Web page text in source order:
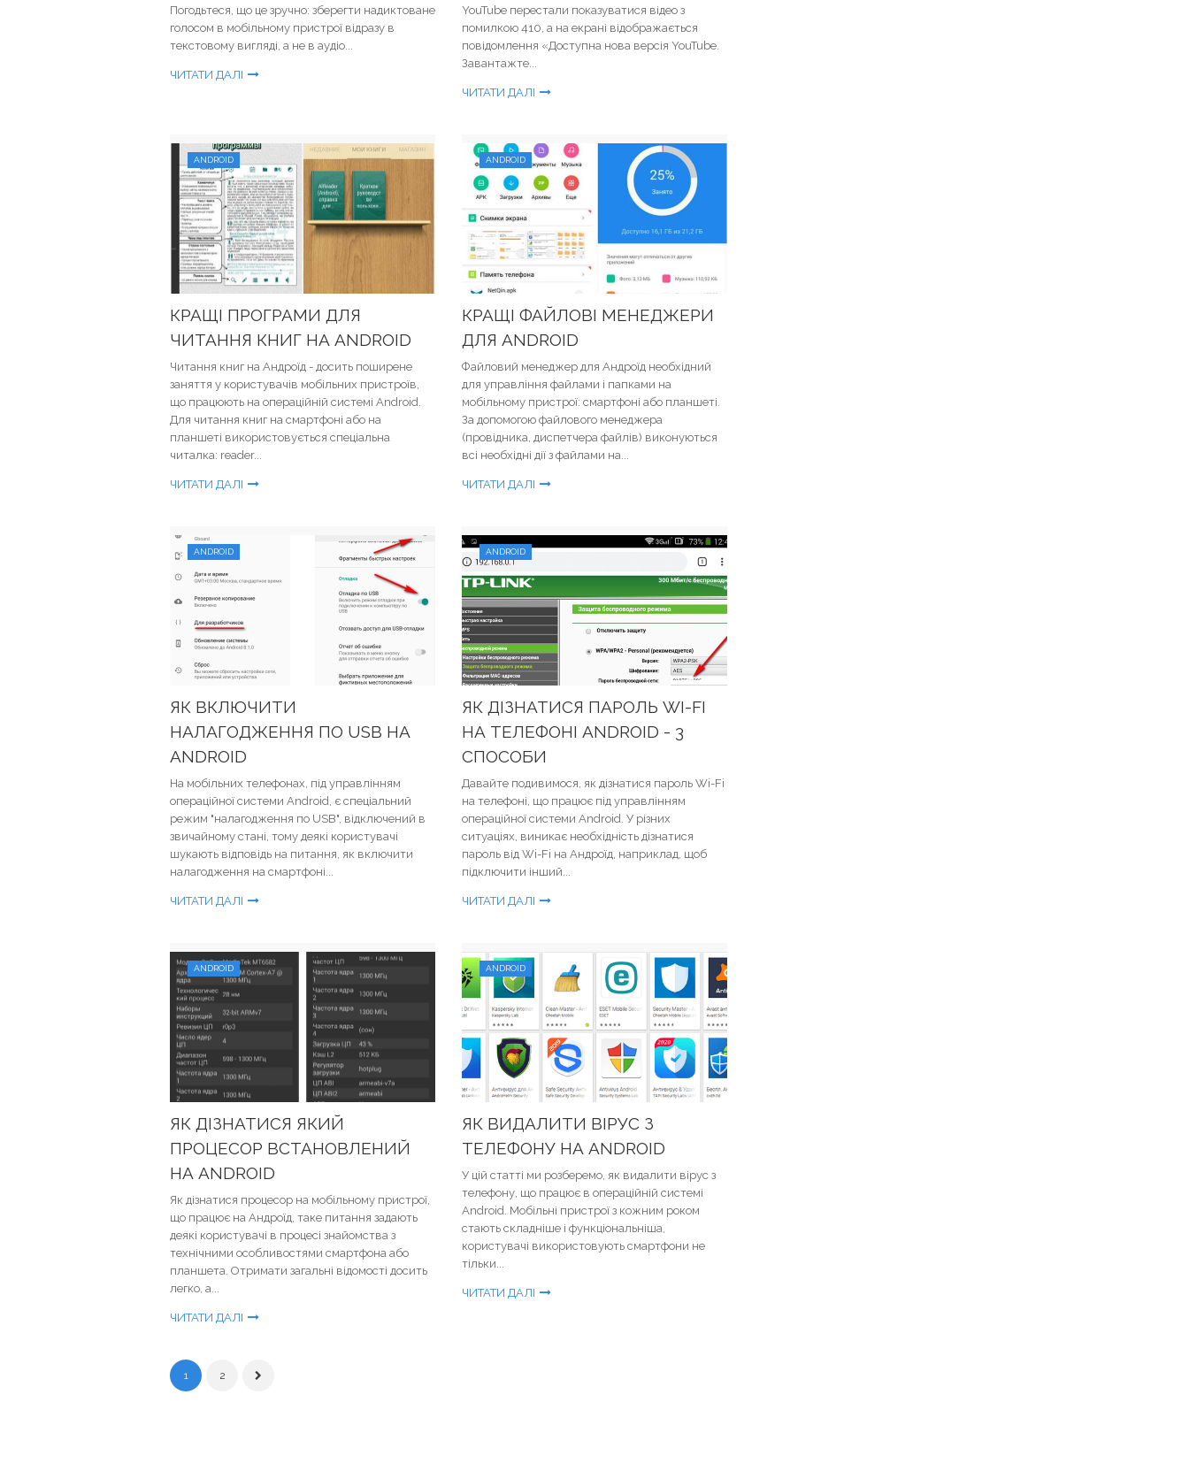
Погодьтеся, що це зручно: зберегти надиктоване
голосом в мобільному пристрої відразу в
текстовому вигляді, а не в аудіо...
ЧИТАТИ ДАЛІ
YouTube перестали показуватися відео з
помилкою 410, а на екрані відображається
повідомлення «Доступна нова версія YouTube.
Завантажте...
ЧИТАТИ ДАЛІ
ANDROID
КРАЩІ ПРОГРАМИ ДЛЯ
ЧИТАННЯ КНИГ НА ANDROID
Читання книг на Андроїд - досить поширене
заняття у користувачів мобільних пристроїв,
що працюють на операційній системі Android.
Для читання книг на смартфоні або на
планшеті використовується спеціальна
читалка: reader...
ЧИТАТИ ДАЛІ
ANDROID
КРАЩІ ФАЙЛОВІ МЕНЕДЖЕРИ
ДЛЯ ANDROID
Файловий менеджер для Андроїд необхідний
для управління файлами і папками на
мобільному пристрої: смартфоні або планшеті.
За допомогою файлового менеджера
(провідника, диспетчера файлів) виконуються
всі необхідні дії з файлами на...
ЧИТАТИ ДАЛІ
ANDROID
ЯК ВКЛЮЧИТИ
НАЛАГОДЖЕННЯ ПО USB НА
ANDROID
На мобільних телефонах, під управлінням
операційної системи Android, є спеціальний
режим "налагодження по USB", відключений в
звичайному стані, тому деякі користувачі
шукають відповідь на питання, як включити
налагодження на смартфоні...
ЧИТАТИ ДАЛІ
ANDROID
ЯК ДІЗНАТИСЯ ПАРОЛЬ WI-FI
НА ТЕЛЕФОНІ ANDROID - 3
СПОСОБИ
Давайте подивимося, як дізнатися пароль Wi-Fi
на телефоні, що працює під управлінням
операційної системи Android. У різних
ситуаціях, виникає необхідність дізнатися
пароль від Wi-Fi на Андроїд, наприклад, щоб
підключити інший...
ЧИТАТИ ДАЛІ
ANDROID
ЯК ДІЗНАТИСЯ ЯКИЙ
ПРОЦЕСОР ВСТАНОВЛЕНИЙ
НА ANDROID
Як дізнатися процесор на мобільному пристрої,
що працює на Андроїд, таке питання задають
деякі користувачі в процесі знайомства з
технічними особливостями смартфона або
планшета. Отримати загальні відомості досить
легко, а...
ЧИТАТИ ДАЛІ
ANDROID
ЯК ВИДАЛИТИ ВІРУС З
ТЕЛЕФОНУ НА ANDROID
У цій статті ми розберемо, як видалити вірус з
телефону, що працює в операційній системі
Android. Мобільні пристрої з кожним роком
стають складніше і функціональніша,
користувачі використовують смартфони не
тільки...
ЧИТАТИ ДАЛІ
1 2